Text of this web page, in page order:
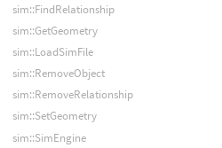
sim::FindRelationship
sim::GetGeometry
sim::LoadSimFile
sim::RemoveObject
sim::RemoveRelationship
sim::SetGeometry
sim::SimEngine